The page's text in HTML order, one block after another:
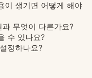
이 생기면 어떻게 해야
무엇이 다른가요?
수 있나요?
정하나요?